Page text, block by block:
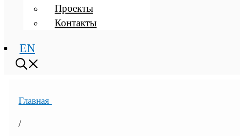
Проекты
Контакты
EN
Главная
/